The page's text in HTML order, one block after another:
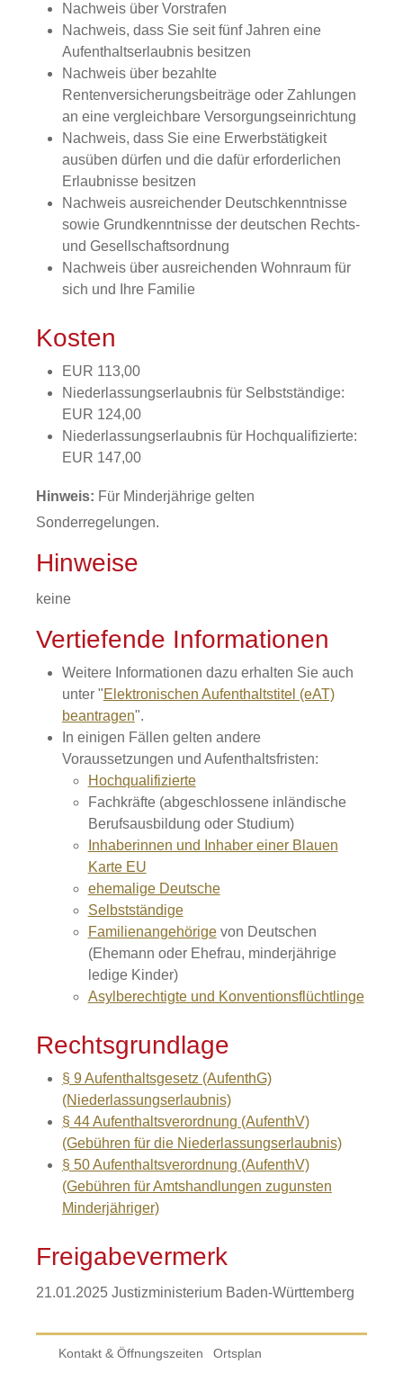
Nachweis über Vorstrafen
Nachweis, dass Sie seit fünf Jahren eine
Aufenthaltserlaubnis besitzen
Nachweis über bezahlte
Rentenversicherungsbeiträge oder Zahlungen
an eine vergleichbare Versorgungseinrichtung
Nachweis, dass Sie eine Erwerbstätigkeit
ausüben dürfen und die dafür erforderlichen
Erlaubnisse besitzen
Nachweis ausreichender Deutschkenntnisse
sowie Grundkenntnisse der deutschen Rechts-
und Gesellschaftsordnung
Nachweis über ausreichenden Wohnraum für
sich und Ihre Familie
Kosten
EUR 113,00
Niederlassungserlaubnis für Selbstständige:
EUR 124,00
Niederlassungserlaubnis für Hochqualifizierte:
EUR 147,00
Hinweis: Für Minderjährige gelten
Sonderregelungen.
Hinweise
keine
Vertiefende Informationen
Weitere Informationen dazu erhalten Sie auch
unter "Elektronischen Aufenthaltstitel (eAT)
beantragen".
In einigen Fällen gelten andere
Voraussetzungen und Aufenthaltsfristen:
Hochqualifizierte
Fachkräfte (abgeschlossene inländische
Berufsausbildung oder Studium)
Inhaberinnen und Inhaber einer Blauen
Karte EU
ehemalige Deutsche
Selbstständige
Familienangehörigevon Deutschen
(Ehemann oder Ehefrau, minderjährige
ledige Kinder)
Asylberechtigte und Konventionsflüchtlinge
Rechtsgrundlage
§ 9 Aufenthaltsgesetz (AufenthG)
(Niederlassungserlaubnis)
§ 44 Aufenthaltsverordnung (AufenthV)
(Gebühren für die Niederlassungserlaubnis)
§ 50 Aufenthaltsverordnung (AufenthV)
(Gebühren für Amtshandlungen zugunsten
Minderjähriger)
Freigabevermerk
21.01.2025 Justizministerium Baden-Württemberg
Kontakt & Öffnungszeiten Ortsplan